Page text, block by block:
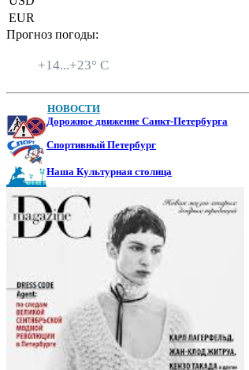
EUR
Прогноз погоды:
+14...+23° C
НОВОСТИ
Дорожное движение Санкт-Петербурга
Спортивный Петербург
Наша Культурная столица